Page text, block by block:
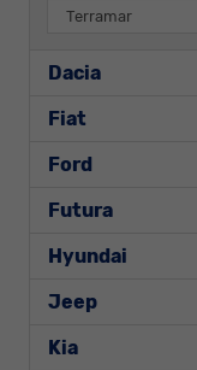
Terramar
Dacia
Fiat
Ford
Futura
Hyundai
Jeep
Kia